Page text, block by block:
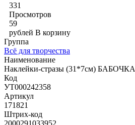
331
Просмотров
59
рублей В корзину
Группа
Всё для творчества
Наименование
Наклейки-стразы (31*7cм) БАБОЧКА
Код
УТ000242358
Артикул
171821
Штрих-код
2000291033952